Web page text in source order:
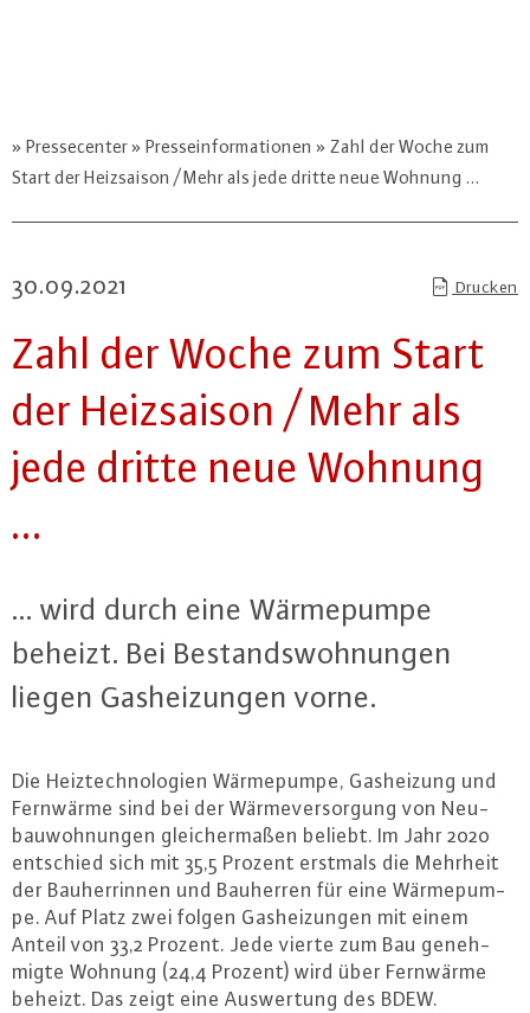
Pressecenter Presseinformationen
Zahl der Woche zum
Start der Heizsaison / Mehr als jede dritte neue Wohnung …
30.09.2021 Drucken
Zahl der Woche zum Start
der Heiz­sai­son / Mehr als
jede dritte neue Wohnung
…
… wird durch eine Wär­me­pum­pe
beheizt. Bei Be­stands­woh­nun­gen
liegen Gas­hei­zun­gen vorne.
Die Heiz­tech­no­lo­gi­en Wär­me­pum­pe, Gas­hei­zung und
Fernwärme sind bei der Wär­me­ver­sor­gung von Neu­
bau­woh­nun­gen glei­cher­ma­ßen beliebt. Im Jahr 2020
entschied sich mit 35,5 Prozent erstmals die Mehrheit
der Bau­her­rin­nen und Bauherren für eine Wär­me­pum­
pe. Auf Platz zwei folgen Gas­hei­zun­gen mit einem
Anteil von 33,2 Prozent. Jede vierte zum Bau ge­neh­
mig­te Wohnung (24,4 Prozent) wird über Fernwärme
beheizt. Das zeigt eine Aus­wer­tung des BDEW.